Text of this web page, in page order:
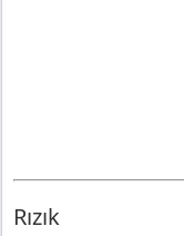
Rızık